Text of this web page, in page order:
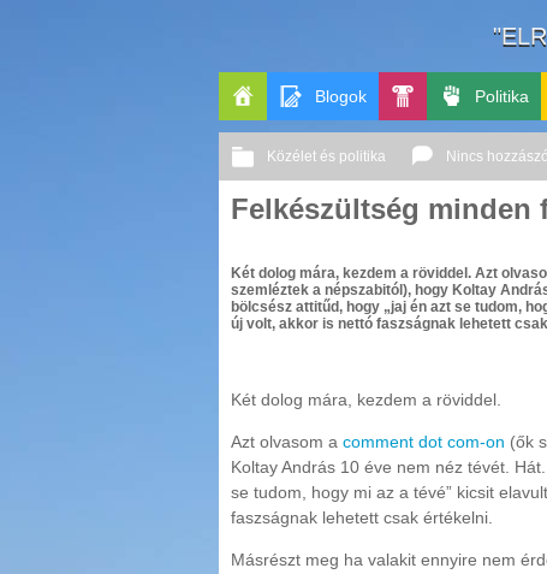
Főoldal
Blogok
Pop-
Politika
Közélet és politika Nincs
Felkészültség minden
Két dolog mára, kezdem a röviddel. Azt
szemléztek a népszabitól), hogy Koltay
bölcsész attitűd, hogy „jaj én azt se tudom,
új volt, akkor is nettó faszságnak lehetett
Két dolog mára, kezdem a röviddel.
Azt olvasom a comment dot com-on (ők
Koltay András 10 éve nem néz tévét.
se tudom, hogy mi az a tévé” kicsit
faszságnak lehetett csak értékelni.
Másrészt meg ha valakit ennyire nem